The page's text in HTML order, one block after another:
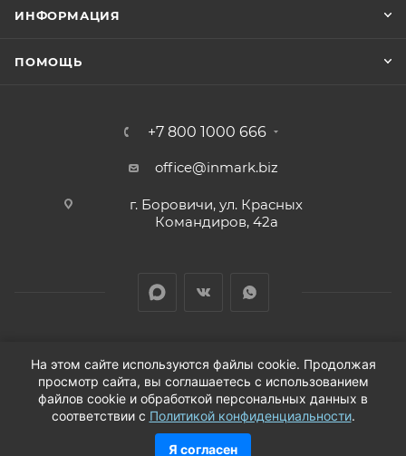
ИНФОРМАЦИЯ
ПОМОЩЬ
+7 800 1000 666
office@inmark.biz
г. Боровичи, ул. Красных
Командиров, 42а
2026 © Продажа автозапчастей для иномарок в
Новгородской области
На этом сайте используются файлы cookie. Продолжая
просмотр сайта, вы соглашаетесь с использованием
файлов cookie и обработкой персональных данных в
соответствии с Политикой конфиденциальности.
Я согласен